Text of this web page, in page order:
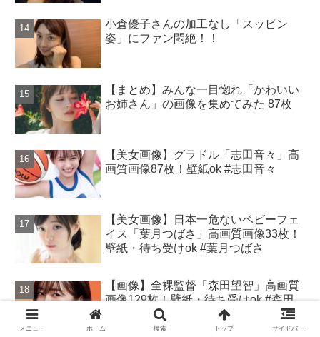
小倉優子さんの加工なし「スッピン
姿」にファン悶絶！！
【まとめ】みんな一目惚れ「かわいい
お姉さん」の画像を集めてみた 87枚
【美女画像】グラドル「志田音々」高
画質画像87枚！壁紙ok #志田音々
【美女画像】日本一危ないベビーフェ
イス「葉月つばさ」高画質画像33枚！
壁紙・待ち受けok #葉月つばさ
【画像】全裸監督「森田望智」高画質
画像129枚！壁紙・待ち受けok #森田
メニュー ホーム 検索 トップ サイドバー